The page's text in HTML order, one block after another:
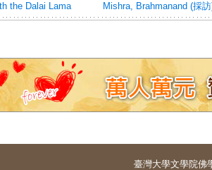
the Dalai Lama Mishra, Brahmanand (採
臺灣大學文學院佛